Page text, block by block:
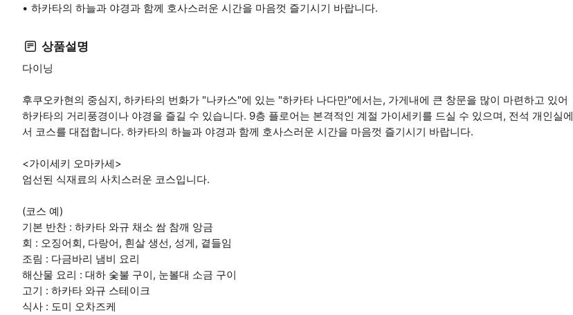
하카타의 하늘과 야경과 함께 호사스러운 시간을 마음껏 즐기시기 바랍니다.
상품설명
다이닝
후쿠오카현의 중심지, 하카타의 번화가 "나카스"에 있는 "하카타 나다만"에서는, 가게내에 큰 창문을 많이 마련하고 있어
하카타의 거리풍경이나 야경을 즐길 수 있습니다. 9층 플로어는 본격적인 계절 가이세키를 드실 수 있으며, 전석 개인실에
서 코스를 대접합니다. 하카타의 하늘과 야경과 함께 호사스러운 시간을 마음껏 즐기시기 바랍니다.
<가이세키 오마카세>
엄선된 식재료의 사치스러운 코스입니다.
(코스 예)
기본 반찬 : 하카타 와규 채소 쌈 참깨 앙금
회 : 오징어회, 다랑어, 흰살 생선, 성게, 곁들임
조림 : 다금바리 냄비 요리
해산물 요리 : 대하 숯불 구이, 눈볼대 소금 구이
고기 : 하카타 와규 스테이크
식사 : 도미 오차즈케